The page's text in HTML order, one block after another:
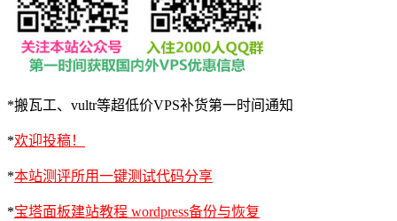
*搬瓦工、vultr等超低价VPS补货第一时间通知
*欢迎投稿！
*本站测评所用一键测试代码分享
*宝塔面板建站教程 wordpress备份与恢复